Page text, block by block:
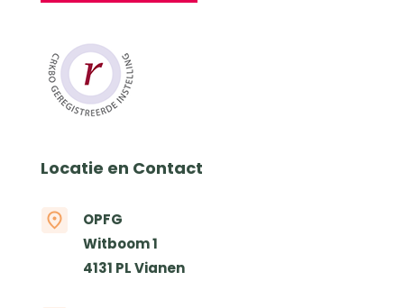
Locatie en Contact
OPFG
Witboom 1
4131 PL Vianen